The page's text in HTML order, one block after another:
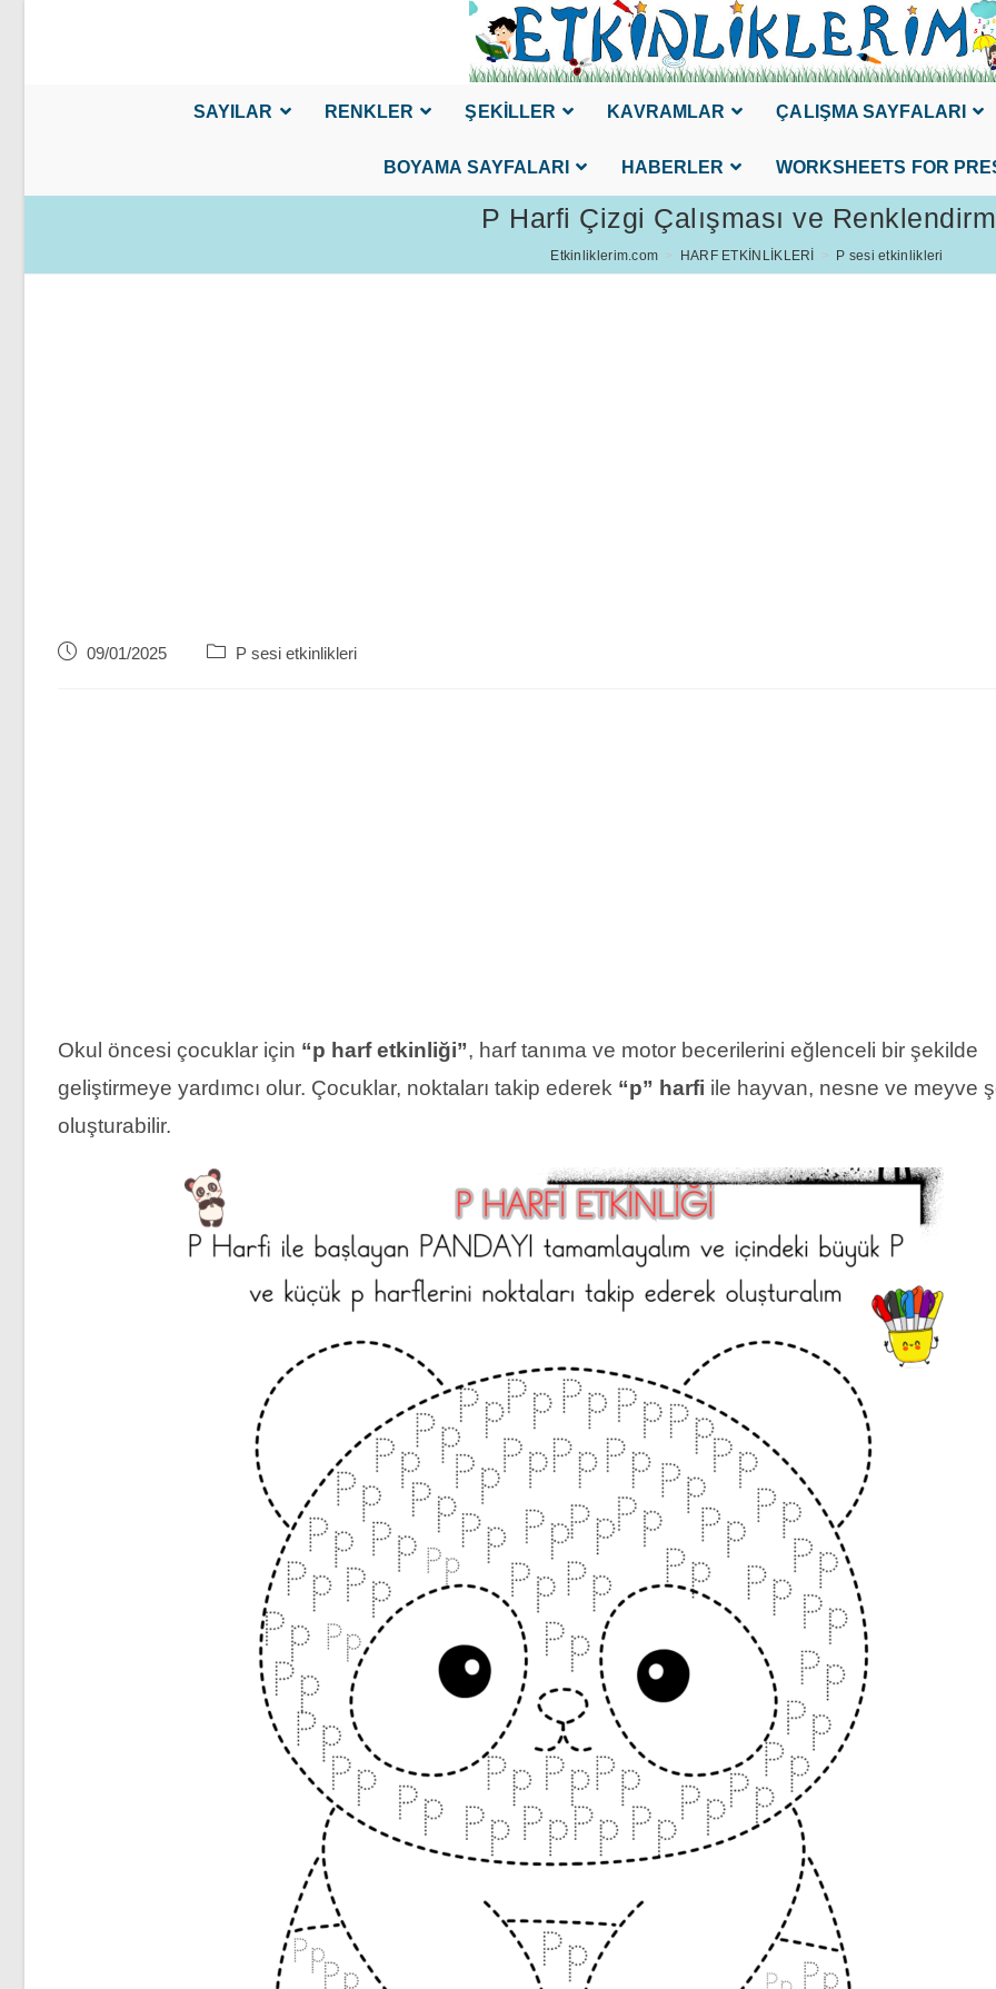
SAYILAR RENKLER ŞEKİLLER KAVRAMLAR ÇALIŞMA SAYFALARI
BOYAMA SAYFALARI HABERLER WORKSHEETS FOR
P Harfi Çizgi Çalışması ve
Etkinliklerim.com > HARF ETKİNLİKLERİ > P sesi etkinlikleri
Post09/01/2025
Post P sesi etkinlikleri
Okul öncesi çocuklar için “p harf etkinliği”, harf tanıma ve motor becerilerini eğlenceli bir şekilde
geliştirmeye yardımcı olur. Çocuklar, noktaları takip ederek “p” harfi ile hayvan, nesne ve meyve
oluşturabilir.